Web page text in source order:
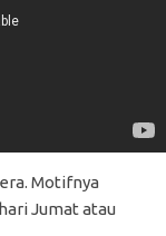
Motifnya
Jumat atau